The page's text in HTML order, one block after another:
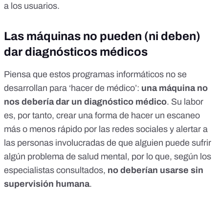
a los usuarios.
Las máquinas no pueden (ni deben)
dar diagnósticos médicos
Piensa que estos programas informáticos no se
desarrollan para ‘hacer de médico’: una máquina no
nos debería dar un diagnóstico médico. Su labor
es, por tanto, crear una forma de hacer un escaneo
más o menos rápido por las redes sociales y alertar a
las personas involucradas de que alguien puede sufrir
algún problema de salud mental, por lo que, según los
especialistas consultados, no deberían usarse sin
supervisión humana.